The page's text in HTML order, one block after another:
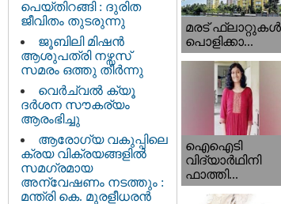
പെയ്തിറങ്ങി : ദുരിത
ജീവിതം തുടരുന്നു
ജൂബിലി മിഷൻ
ആശുപത്രി നഴ്സസ്
സമരം ഒത്തു തീർന്നു
വെര്‍ച്വല്‍ ക്യൂ
ദര്‍ശന സൗകര്യം
ആരംഭിച്ചു
ആരോഗ്യ വകുപ്പിലെ
ക്രയ വിക്രയങ്ങളിൽ
സമഗ്രമായ
അന്വേഷണം നടത്തും :
മന്ത്രി കെ. മുരളീധരൻ
മരട് ഫ്ലാറ്റുകൾ
പൊളിക്കാ...
ഐഐടി
വിദ്യാര്‍ഥിനി
ഫാത്തി...